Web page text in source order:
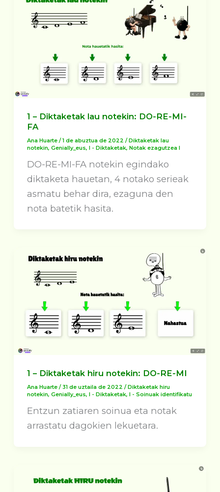
1 – Diktaketak lau notekin: DO-RE-MI-
FA
Ana Huarte/1 de abuztua de 2022/Diktaketak lau
notekin,Genially_eus,I - Diktaketak,Notak ezagutzea I
DO-RE-MI-FA notekin egindako
diktaketa hauetan, 4 notako serieak
asmatu behar dira, ezaguna den
nota batetik hasita.
1 – Diktaketak hiru notekin: DO-RE-MI
Ana Huarte/ 31 de uztaila de 2022/Diktaketak hiru
notekin,Genially_eus,I - Diktaketak,I - Soinuak identifikatu
Entzun zatiaren soinua eta notak
arrastatu dagokien lekuetara.